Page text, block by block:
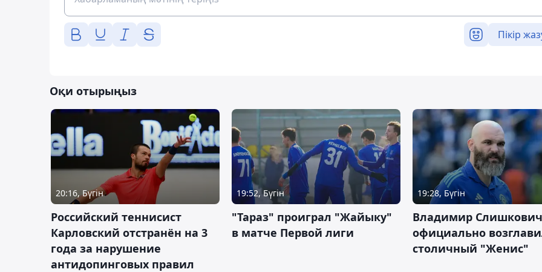
Пікір
Оқи отырыңыз
20:16, Бүгін
Российский теннисист
Карловский отстранён на 3
года за нарушение
антидопинговых правил
19:52, Бүгін
"Тараз" проиграл "Жайыку"
в матче Первой лиги
19:28, Бүгін
Владимир Слишкович
официально
столичный "Женис"